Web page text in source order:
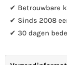
✔ Betrouwbare
✔ Sinds 2008
✔ 30 dagen